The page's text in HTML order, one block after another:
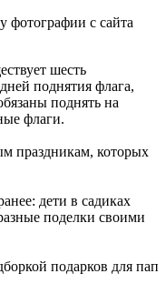
шесть
поднятия флага,
поднять на
флаги.
праздникам, которых
дети в садиках
поделки своими
подарков для пап